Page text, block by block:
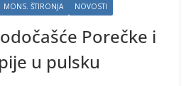
MONS. ŠTIRONJA NOVOSTI
Porečke i
u pulsku